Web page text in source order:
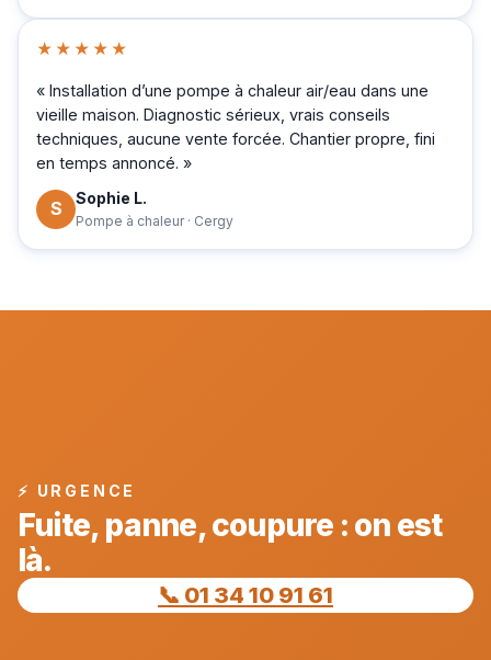
★★★★★
« Installation d’une pompe à chaleur air/eau dans une
vieille maison. Diagnostic sérieux, vrais conseils
techniques, aucune vente forcée. Chantier propre, fini
en temps annoncé. »
S Sophie L.
Pompe à chaleur · Cergy
⚡ URGENCE
Fuite, panne, coupure : on est
là.
📞 01 34 10 91 61